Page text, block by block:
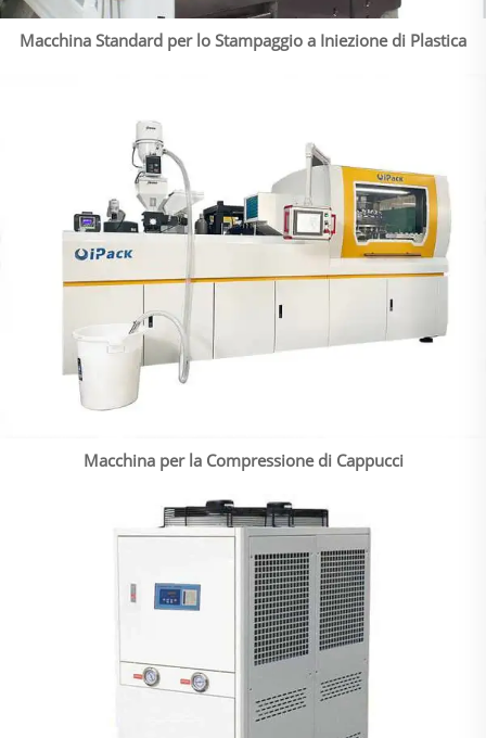
Macchina Standard per lo Stampaggio a Iniezione di Plastica
Macchina per la Compressione di Cappucci